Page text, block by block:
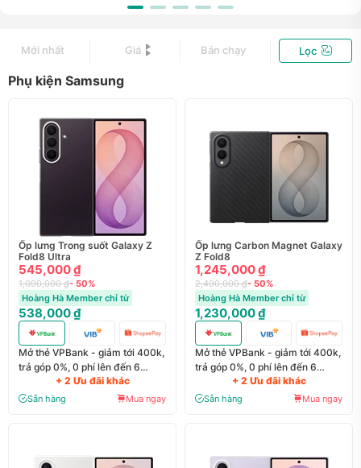
Mới nhất Giá Bán chạy Lọc
Phụ kiện Samsung
Ốp lưng Trong suốt Galaxy Z
Fold8 Ultra
545,000 ₫
1,090,000 ₫- 50%
Hoàng Hà Member chỉ từ
538,000 ₫
Mở thẻ VPBank - giảm tới 400k,
trả góp 0%, 0 phí lên đến 6
+ 2 Ưu đãi khác
Sẵn hàng Mua ngay
Ốp lưng Carbon Magnet Galaxy
Z Fold8
1,245,000 ₫
2,490,000 ₫- 50%
Hoàng Hà Member chỉ từ
1,230,000 ₫
Mở thẻ VPBank - giảm tới 400k,
trả góp 0%, 0 phí lên đến 6
+ 2 Ưu đãi khác
Sẵn hàng Mua ngay